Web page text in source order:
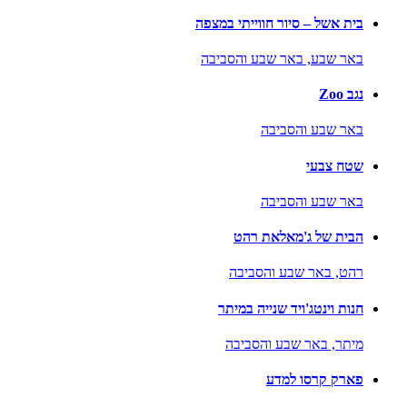
בית אשל – סיור חווייתי במצפה
באר שבע, באר שבע והסביבה
נגב Zoo
באר שבע והסביבה
שטח צבעי
באר שבע והסביבה
הבית של ג'מאלאת רהט
רהט, באר שבע והסביבה
חנות וינטג'ויד שנייה במיתר
מיתר, באר שבע והסביבה
פארק קרסו למדע